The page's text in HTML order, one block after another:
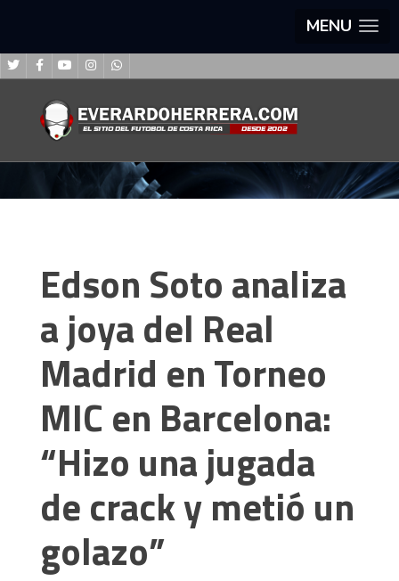
MENU
Edson Soto analiza
a joya del Real
Madrid en Torneo
MIC en Barcelona:
“Hizo una jugada
de crack y metió un
golazo”